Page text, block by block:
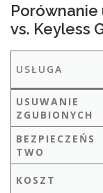
Porównanie
vs. Keyless
USŁUGA
USUWANIE
ZGUBIONYCH
BEZPIECZEŃS
TWO
KOSZT